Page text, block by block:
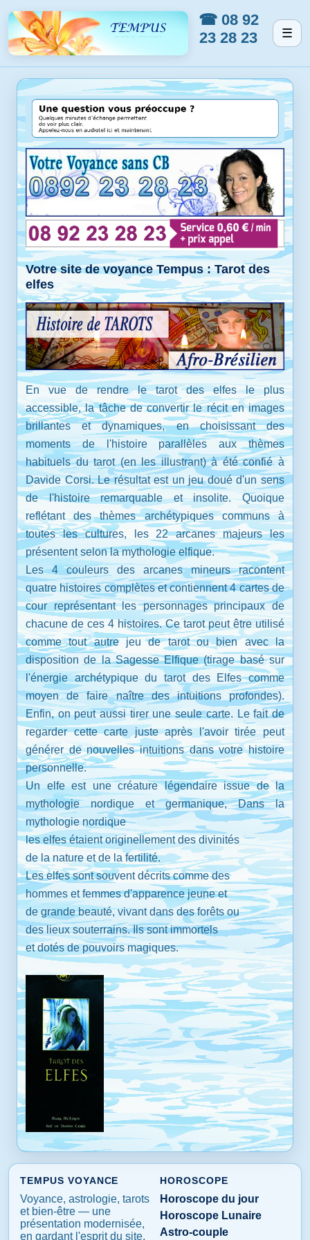
☎ 08 92
23 28 23
☰
Votre site de voyance Tempus : Tarot des
elfes
En vue de rendre le tarot des elfes le plus
accessible, la tâche de convertir le récit en images
brillantes et dynamiques, en choisissant des
moments de l'histoire parallèles aux thèmes
habituels du tarot (en les illustrant) à été confié à
Davide Corsi. Le résultat est un jeu doué d'un sens
de l'histoire remarquable et insolite. Quoique
reflétant des thèmes archétypiques communs à
toutes les cultures, les 22 arcanes majeurs les
présentent selon la mythologie elfique.
Les 4 couleurs des arcanes mineurs racontent
quatre histoires complètes et contiennent 4 cartes de
cour représentant les personnages principaux de
chacune de ces 4 histoires. Ce tarot peut être utilisé
comme tout autre jeu de tarot ou bien avec la
disposition de la Sagesse Elfique (tirage basé sur
l'énergie archétypique du tarot des Elfes comme
moyen de faire naître des intuitions profondes).
Enfin, on peut aussi tirer une seule carte. Le fait de
regarder cette carte juste après l'avoir tirée peut
générer de nouvelles intuitions dans votre histoire
personnelle.
Un elfe est une créature légendaire issue de la
mythologie nordique et germanique, Dans la
mythologie nordique
les elfes étaient originellement des divinités
de la nature et de la fertilité.
Les elfes sont souvent décrits comme des
hommes et femmes d'apparence jeune et
de grande beauté, vivant dans des forêts ou
des lieux souterrains. Ils sont immortels
et dotés de pouvoirs magiques.
TEMPUS VOYANCE
Voyance, astrologie, tarots
et bien-être — une
présentation modernisée,
en gardant l'esprit du site.
HOROSCOPE
Horoscope du jour
Horoscope Lunaire
Astro-couple